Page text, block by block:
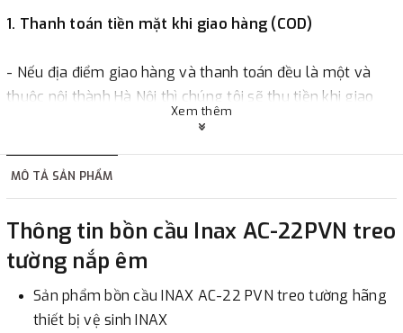
1. Thanh toán tiền mặt khi giao hàng (COD)
- Nếu địa điểm giao hàng và thanh toán đều là một và
thuộc nội thành Hà Nội thì chúng tôi sẽ thu tiền khi giao
hàng hoặc khách hàng đặt tiền trước một phần giá trị đơn
2. Thanh toán trực tiếp tại :
- Showroom Thanh Hương Địa chỉ : 23 phố Cát Linh,
phường Cát Linh, quận Đống Đa, Hà Nội.
3. Chuyển khoản qua ngân hàng
Xem thêm
MÔ TẢ SẢN PHẨM
Thông tin bồn cầu Inax AC-22PVN treo
tường nắp êm
Sản phẩm bồn cầu INAX AC-22 PVN treo tường hãng
thiết bị vệ sinh INAX